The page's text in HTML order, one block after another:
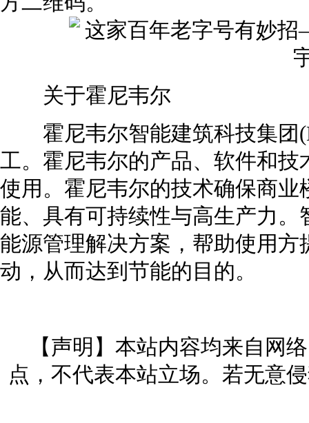
关于霍尼韦尔
霍尼韦尔智能建筑科技集团
工。霍尼韦尔的产品、软件和技
使用。霍尼韦尔的技术确保商
能、具有可持续性与高生产力
能源管理解决方案，帮助使用
动，从而达到节能的目的。
【声明】本站内容均来自网
点，不代表本站立场。若无意